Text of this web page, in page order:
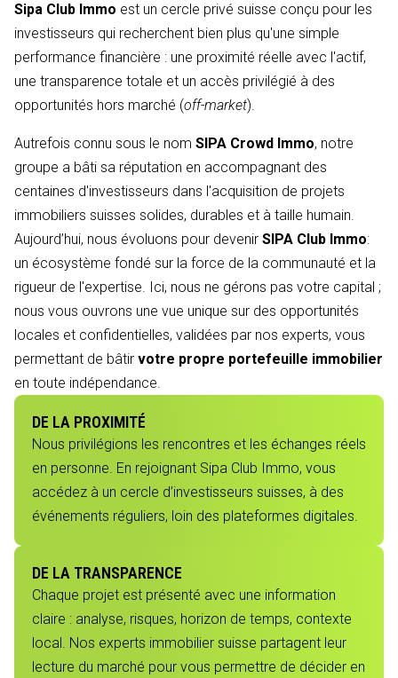
Sipa Club Immo est un cercle privé suisse conçu pour les
investisseurs qui recherchent bien plus qu'une simple
performance financière : une proximité réelle avec l'actif,
une transparence totale et un accès privilégié à des
opportunités hors marché (off-market).
Autrefois connu sous le nom SIPA Crowd Immo, notre
groupe a bâti sa réputation en accompagnant des
centaines d'investisseurs dans l'acquisition de projets
immobiliers suisses solides, durables et à taille humain.
Aujourd’hui, nous évoluons pour devenir SIPA Club Immo:
un écosystème fondé sur la force de la communauté et la
rigueur de l'expertise. Ici, nous ne gérons pas votre capital ;
nous vous ouvrons une vue unique sur des opportunités
locales et confidentielles, validées par nos experts, vous
permettant de bâtir votre propre portefeuille immobilier
en toute indépendance.
DE LA PROXIMITÉ
Nous privilégions les rencontres et les échanges réels
en personne. En rejoignant Sipa Club Immo, vous
accédez à un cercle d’investisseurs suisses, à des
événements réguliers, loin des plateformes digitales.
DE LA TRANSPARENCE
Chaque projet est présenté avec une information
claire : analyse, risques, horizon de temps, contexte
local. Nos experts immobilier suisse partagent leur
lecture du marché pour vous permettre de décider en